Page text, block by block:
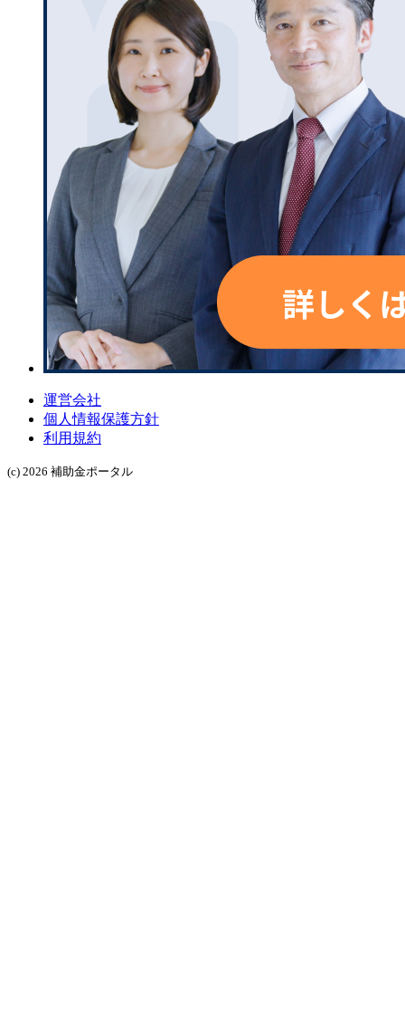
運営会社
個人情報保護方針
利用規約
(c) 2026 補助金ポータル